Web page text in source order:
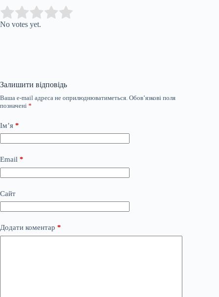
Rate this item:
No votes yet.
Залишити відповідь
Ваша e-mail адреса не оприлюднюватиметься. Обов’язкові поля
позначені *
Ім’я *
Email *
Сайт
Додати коментар *